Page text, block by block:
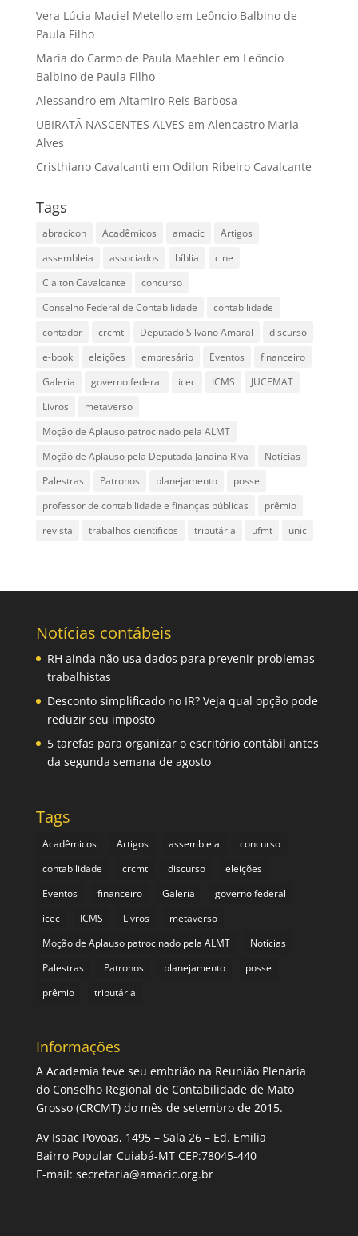
Vera Lúcia Maciel Metelloem Leôncio Balbino de
Paula Filho
Maria do Carmo de Paula Maehlerem Leôncio
Balbino de Paula Filho
Alessandroem Altamiro Reis Barbosa
UBIRATÃ NASCENTES ALVES em Alencastro Maria
Alves
Cristhiano Cavalcanti em Odilon Ribeiro Cavalcante
Tags
abracicon Acadêmicos amacic
Artigos
assembleia
associados bíblia
cine
Claiton Cavalcante
concurso
Conselho Federal de Contabilidade
contabilidade
contador
crcmt Deputado Silvano Amaral
discurso
e-book
eleições empresário Eventos
financeiro
Galeria
governo federal icec ICMS
JUCEMAT
Livros
metaverso
Moção de Aplauso patrocinado pela ALMT
Moção de Aplauso pela Deputada Janaina Riva
Notícias
Palestras
Patronos planejamento
posse
professor de contabilidade e finanças públicas
prêmio
revista
trabalhos científicos tributária ufmt unic
Notícias contábeis
RH ainda não usa dados para prevenir problemas
trabalhistas
Desconto simplificado no IR? Veja qual opção pode
reduzir seu imposto
5 tarefas para organizar o escritório contábil antes
da segunda semana de agosto
Tags
Acadêmicos Artigos assembleia
concurso
contabilidade
crcmt discurso
eleições
Eventos
financeiro Galeria
governo federal
icec
ICMS Livros
metaverso
Moção de Aplauso patrocinado pela ALMT
Notícias
Palestras
Patronos planejamento
posse
prêmio
tributária
Informações
A Academia teve seu embrião na Reunião Plenária
do Conselho Regional de Contabilidade de Mato
Grosso (CRCMT) do mês de setembro de 2015.
Av Isaac Povoas, 1495 – Sala 26 – Ed. Emilia
Bairro Popular Cuiabá-MT CEP:78045-440
E-mail: secretaria@amacic.org.br